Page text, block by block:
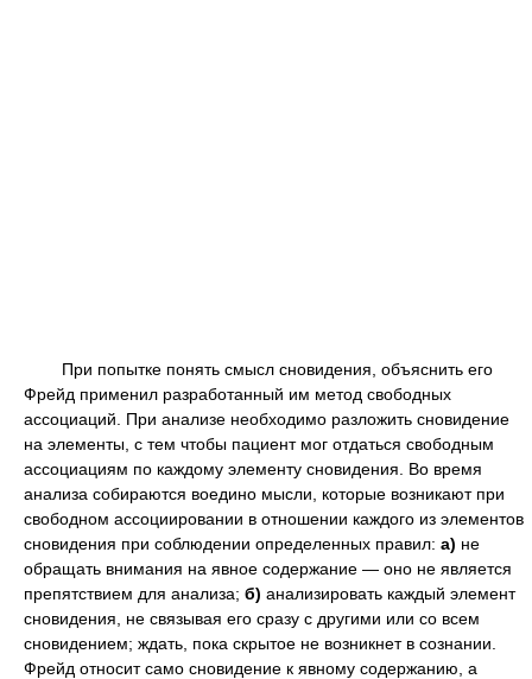
При попытке понять смысл сновидения, объяснить его
Фрейд применил разработанный им метод свободных
ассоциаций. При анализе необходимо разложить сновидение
на элементы, с тем чтобы пациент мог отдаться свободным
ассоциациям по каждому элементу сновидения. Во время
анализа собираются воедино мысли, которые возникают при
свободном ассоциировании в отношении каждого из элементов
сновидения при соблюдении определенных правил: а) не
обращать внимания на явное содержание — оно не является
препятствием для анализа; б) анализировать каждый элемент
сновидения, не связывая его сразу с другими или со всем
сновидением; ждать, пока скрытое не возникнет в сознании.
Фрейд относит само сновидение к явному содержанию, а